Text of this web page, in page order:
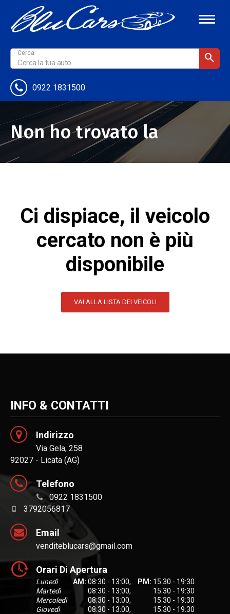
0922 1831500
Non ho trovato la
Ci dispiace, il veicolo
cercato non è più
disponibile
VAI ALLA LISTA DEI VEICOLI
INFO & CONTATTI
Indirizzo
Via Gela, 258
92027 - Licata (AG)
Telefono
0922 1831500
3792056817
Email
venditeblucars@gmail.com
Orari Di Apertura
Lunedì AM: 08:30 - 13:00, PM: 15:30 - 19:30
Martedì
08:30 - 13:00,
15:30 - 19:30
Mercoledì
08:30 - 13:00,
15:30 - 19:30
Giovedì
08:30 - 13:00,
15:30 - 19:30